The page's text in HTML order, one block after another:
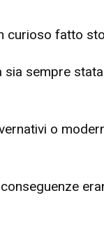
curioso fatto
sempre
o